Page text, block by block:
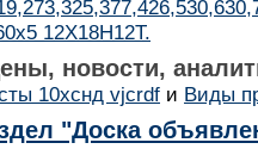
12Х18Н12Т.
новости,
10хснд vjcrdf и Виды
"Доска